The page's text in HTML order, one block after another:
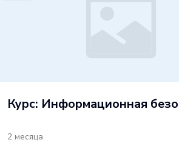
Курс: Информационная
2 месяца